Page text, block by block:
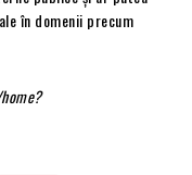
în domenii precum